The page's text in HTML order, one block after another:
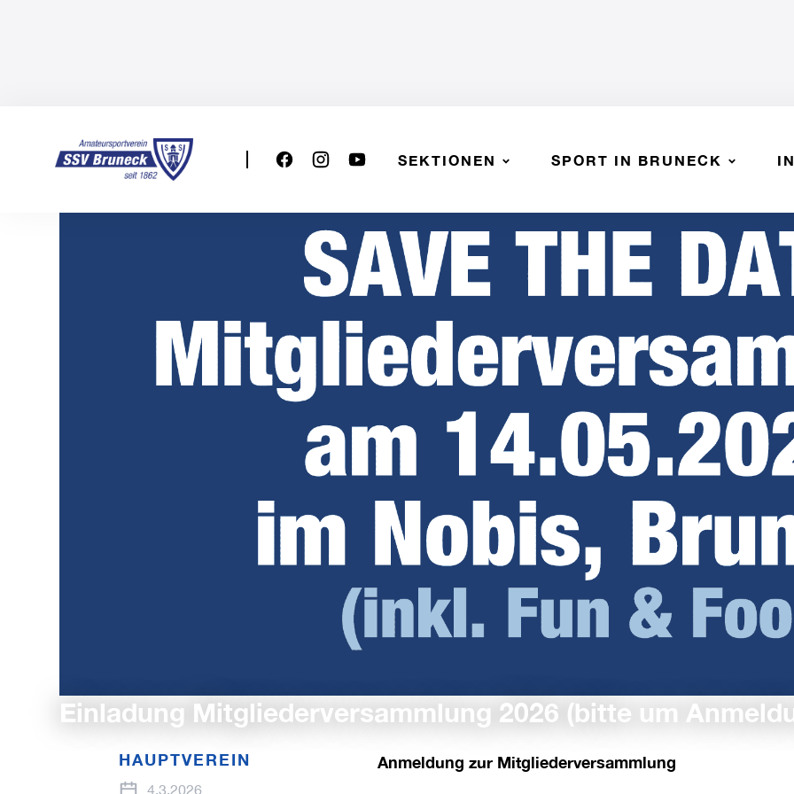
SEKTIONEN SPORT IN BRUNECK
Einladung Mitgliederversammlung 2026 (bitte um
HAUPTVEREIN
4.3.2026
Anmeldung zur Mitgliederversammlung